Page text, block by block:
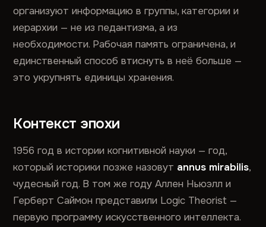
организуют информацию в группы, категории и
иерархии — не из педантизма, а из
необходимости. Рабочая память ограничена, и
единственный способ втиснуть в неё больше —
это укрупнять единицы хранения.
Контекст эпохи
1956 год в истории когнитивной науки — год,
который историки позже назовут annus mirabilis,
чудесный год. В том же году Аллен Ньюэлл и
Герберт Саймон представили Logic Theorist —
первую программу искусственного интеллекта.